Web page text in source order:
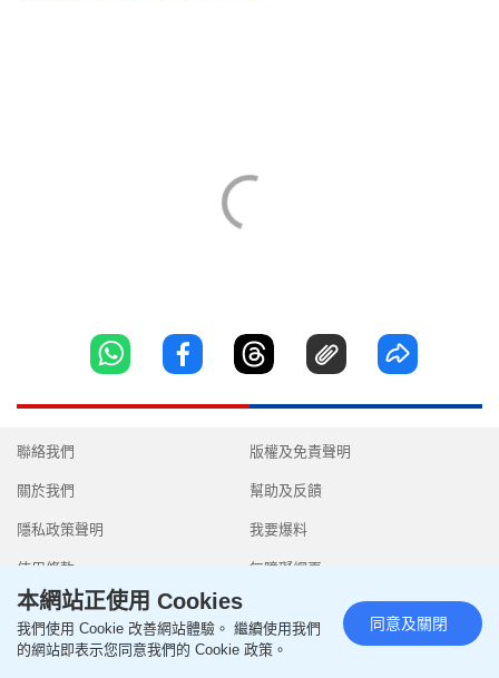
聯絡我們
關於我們
隱私政策聲明
使用條款
版權及免責聲明
幫助及反饋
我要爆料
無障礙網頁
Copyright © 2026 SingTao Ltd.All rights reserved.
本網站正使用 Cookies
我們使用 Cookie 改善網站體驗。 繼續使用我們
的網站即表示您同意我們的 Cookie 政策。
同意及關閉